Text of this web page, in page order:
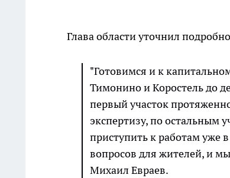
Глава области уточнил
"Готовимся и к
Тимонино и Коростель до
первый участок
экспертизу, по остальным
приступить к работам уже
вопросов для жителей, и
Михаил Евраев.